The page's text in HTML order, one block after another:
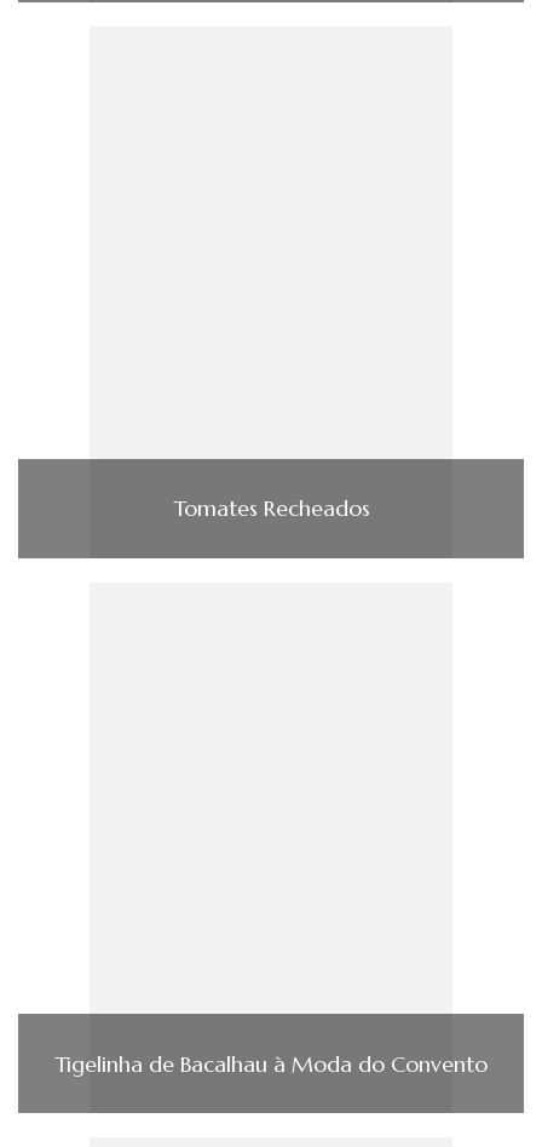
Tomates Recheados
Tigelinha de Bacalhau à Moda do Convento